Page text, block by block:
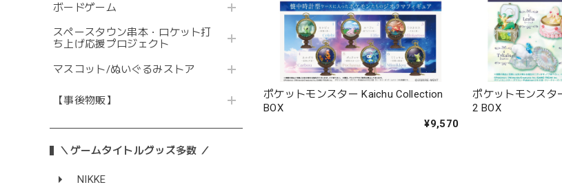
ボードゲーム
スペースタウン串本・ロケット打
ち上げ応援プロジェクト
マスコット/ぬいぐるみストア
【事後物販】
＼ゲームタイトルグッズ多数 ／
NIKKE
ポケットモンスター Kaichu Collection
BOX
¥9,570
ポケットモンスタ
2 BOX